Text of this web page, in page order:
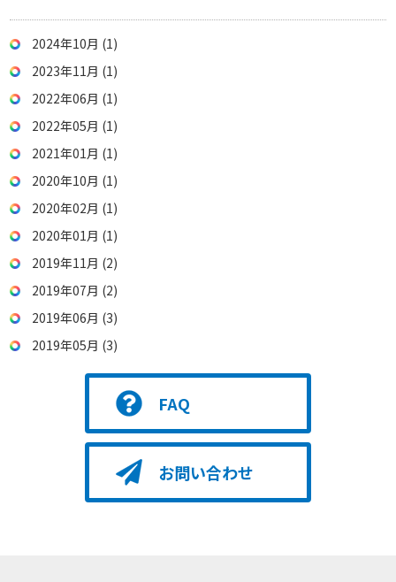
2024年10月 (1)
2023年11月 (1)
2022年06月 (1)
2022年05月 (1)
2021年01月 (1)
2020年10月 (1)
2020年02月 (1)
2020年01月 (1)
2019年11月 (2)
2019年07月 (2)
2019年06月 (3)
2019年05月 (3)
FAQ
お問い合わせ